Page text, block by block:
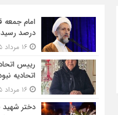
درصد
۱۶ مرداد ۱۴۰۵ - ۱۳:۴۹
رییس
اتحادیه
۱۶ مرداد ۱۴۰۵ - ۱۱:۴۱
دختر شهید